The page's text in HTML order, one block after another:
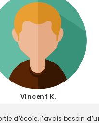
Vincent K.
d’école, j’avais besoin